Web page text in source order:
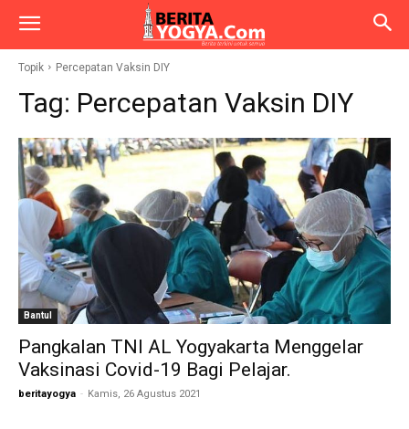
Topik Percepatan Vaksin DIY
Tag: Percepatan Vaksin DIY
Bantul
Pangkalan TNI AL Yogyakarta Menggelar
Vaksinasi Covid-19 Bagi Pelajar.
beritayogya - Kamis, 26 Agustus 2021